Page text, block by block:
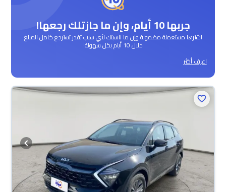
جربها 10 أيام، وإن ما جازتلك رجعها!
اشترها مستعملة مضمونة وإن ما ناسبتك لأي سبب تقدر تسترجع كامل المبلغ
خلال 10 أيام بكل سهولة!
اعرف أكثر